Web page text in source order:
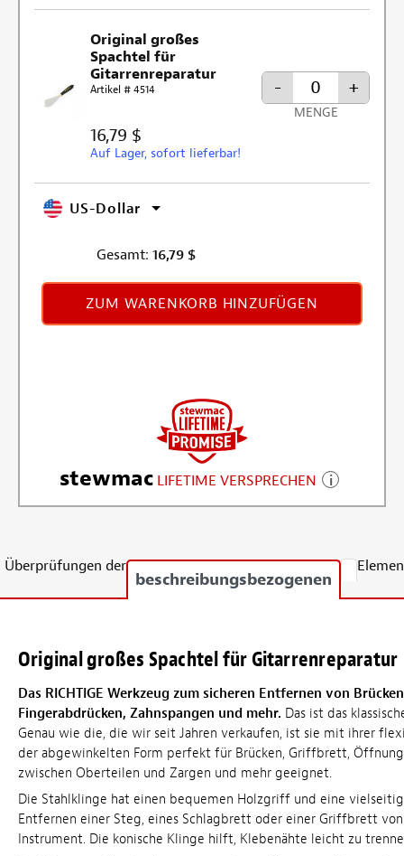
Original großes
Spachtel für
Gitarrenreparatur
Artikel # 4514
16,79 $
Auf Lager, sofort lieferbar!
- +
MENGE
US-Dollar
Gesamt: 16,79 $
ZUM WARENKORB HINZUFÜGEN
stewmac LIFETIME VERSPRECHEN
Überprüfungen der
beschreibungsbezogenen
Original großes Spachtel für Gitarrenreparatur
Das RICHTIGE Werkzeug zum sicheren Entfernen von
Fingerabdrücken, Zahnspangen und mehr. Das ist das
Genau wie die, die wir seit Jahren verkaufen, ist sie mit ihrer
der abgewinkelten Form perfekt für Brücken, Griffbrett,
zwischen Oberteilen und Zargen und mehr geeignet.
Die Stahlklinge hat einen bequemen Holzgriff und eine
Entfernen einer Steg, eines Schlagbrett oder einer Griffbrett
Instrument. Die konische Klinge hilft, Klebenähte leicht zu